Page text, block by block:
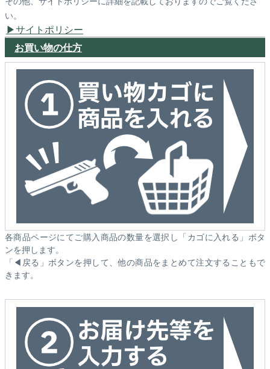
い。
サイトポリシー
お買い物の仕方
各商品ページにてご購入商品の数量を選択し「カゴに入れる」ボタ
ンを押します。
「◀戻る」ボタンを押して、他の商品をまとめて注文することもで
きます。